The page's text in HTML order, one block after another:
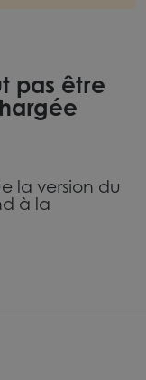
pas être
la version du
à la